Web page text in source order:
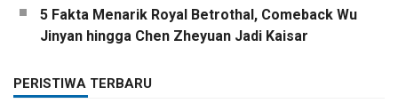
5 Fakta Menarik Royal Betrothal, Comeback Wu
Jinyan hingga Chen Zheyuan Jadi Kaisar
PERISTIWA TERBARU